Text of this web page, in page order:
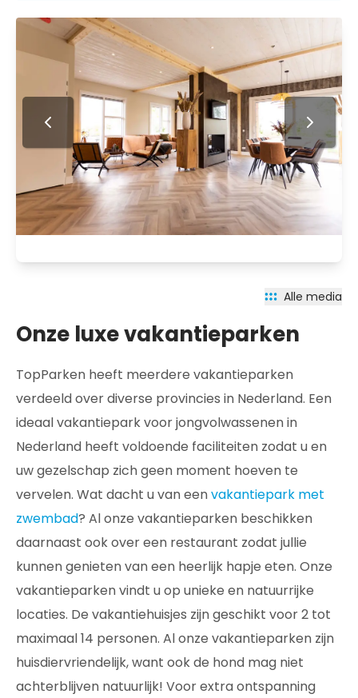
Alle media
Onze luxe vakantieparken
TopParken heeft meerdere vakantieparken
verdeeld over diverse provincies in Nederland. Een
ideaal vakantiepark voor jongvolwassenen in
Nederland heeft voldoende faciliteiten zodat u en
uw gezelschap zich geen moment hoeven te
vervelen. Wat dacht u van eenvakantiepark met
zwembad? Al onze vakantieparken beschikken
daarnaast ook over een restaurant zodat jullie
kunnen genieten van een heerlijk hapje eten. Onze
vakantieparken vindt u op unieke en natuurrijke
locaties. De vakantiehuisjes zijn geschikt voor 2 tot
maximaal 14 personen. Al onze vakantieparken zijn
huisdiervriendelijk, want ook de hond mag niet
achterblijven natuurlijk! Voor extra ontspanning